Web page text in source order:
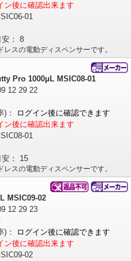
ン後に確認出来ます
01
： 8
スの電動ディスペンサーです。
Pro 1000μL MSIC08-01
12 29 22
)：
ログイン後に確認できます
ン後に確認出来ます
01
：
15
スの電動ディスペンサーです。
MSIC09-02
12 29 23
)：
ログイン後に確認できます
ン後に確認出来ます
02